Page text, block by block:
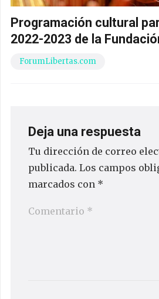
Programación cultural
2022-2023 de la
ForumLibertas.com
Deja una respuesta
Tu dirección de correo
publicada. Los campos
marcados con *